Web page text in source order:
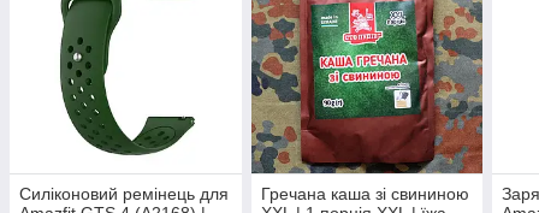
Силіконовий ремінець для
Гречана каша зі свининою